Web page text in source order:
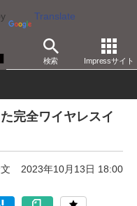
Translate
検索 Impressサイト
他
完全ワイヤレスイ
2023年10月13日 18:00